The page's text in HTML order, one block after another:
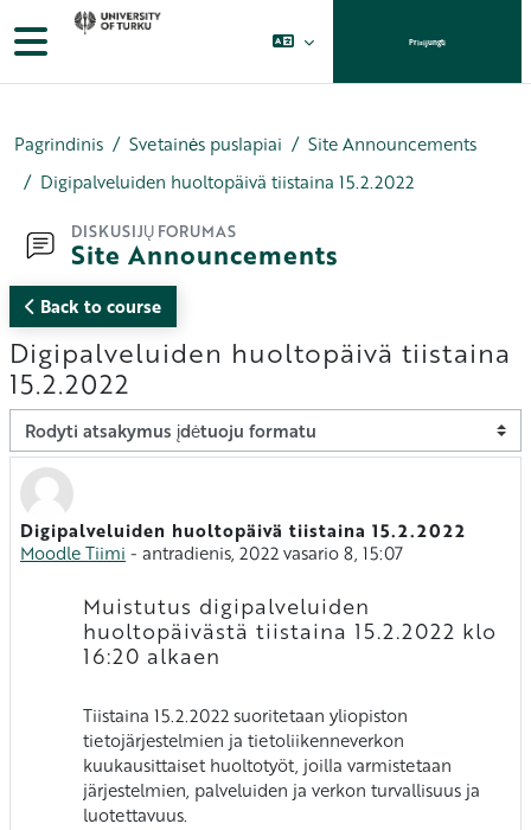
Pereiti į pagrindinį turinį
Šoninis skydelis Prisijungti
Pagrindinis Svetainės puslapiai
Site Announcements
Digipalveluiden huoltopäivä tiistaina 15.2.2022
DISKUSIJŲ FORUMAS
Site Announcements
Back to course
Digipalveluiden huoltopäivä tiistaina
15.2.2022
Rodymo režimas
Digipalveluiden huoltopäivä tiistaina 15.2.2022
Moodle Tiimi - antradienis, 2022 vasario 8, 15:07
Atsakymų skaičius: 0
Muistutus digipalveluiden
huoltopäivästä tiistaina 15.2.2022 klo
16:20 alkaen
Tiistaina 15.2.2022 suoritetaan yliopiston
tietojärjestelmien ja tietoliikenneverkon
kuukausittaiset huoltotyöt, joilla varmistetaan
järjestelmien, palveluiden ja verkon turvallisuus ja
luotettavuus.